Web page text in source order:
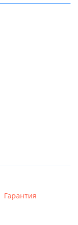
Гарантия